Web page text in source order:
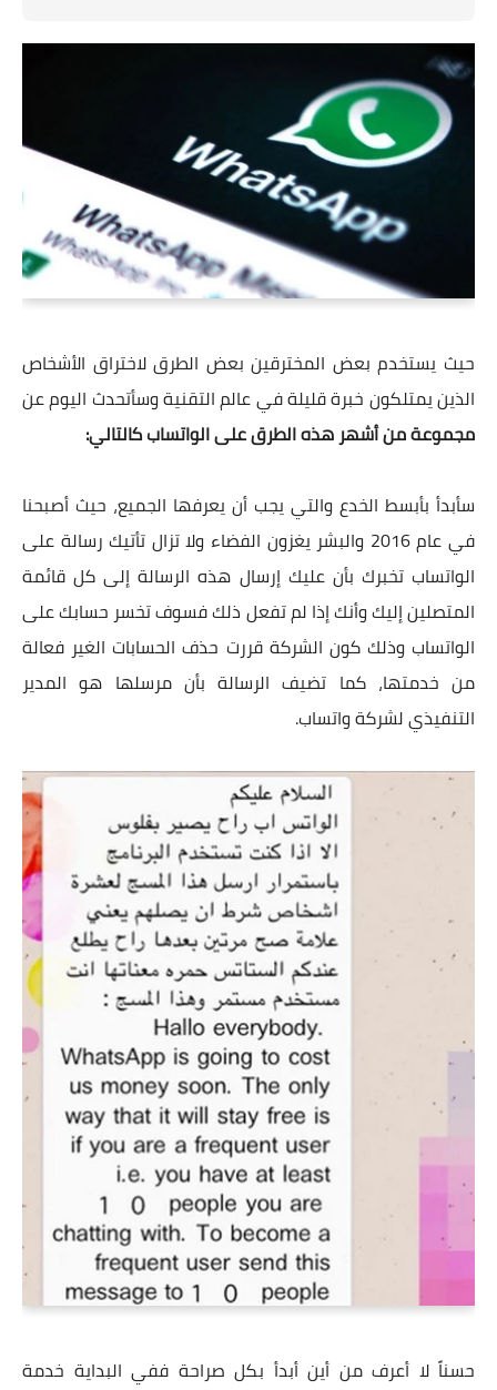
حيث يستخدم بعض المخترقين بعض الطرق لاختراق الأشخاص
الذين يمتلكون خبرة قليلة في عالم التقنية وسأتحدث اليوم عن
مجموعة من أشهر هذه الطرق على الواتساب كالتالي:
سأبدأ بأبسط الخدع والتي يجب أن يعرفها الجميع، حيث أصبحنا
في عام 2016 والبشر يغزون الفضاء ولا تزال تأتيك رسالة على
الواتساب تخبرك بأن عليك إرسال هذه الرسالة إلى كل قائمة
المتصلين إليك وأنك إذا لم تفعل ذلك فسوف تخسر حسابك على
الواتساب وذلك كون الشركة قررت حذف الحسابات الغير فعالة
من خدمتها، كما تضيف الرسالة بأن مرسلها هو المدير
التنفيذي لشركة واتساب.
حسناً لا أعرف من أين أبدأ بكل صراحة ففي البداية خدمة